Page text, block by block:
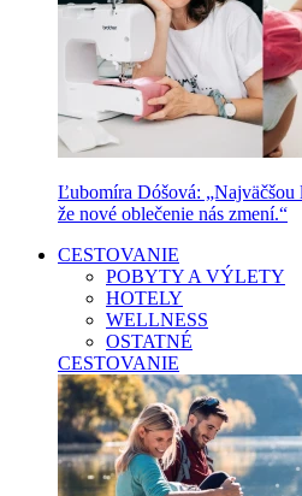
Ľubomíra Dóšová: „Najväčšou
že nové oblečenie nás zmení.“
CESTOVANIE
POBYTY A VÝLETY
HOTELY
WELLNESS
OSTATNÉ
CESTOVANIE